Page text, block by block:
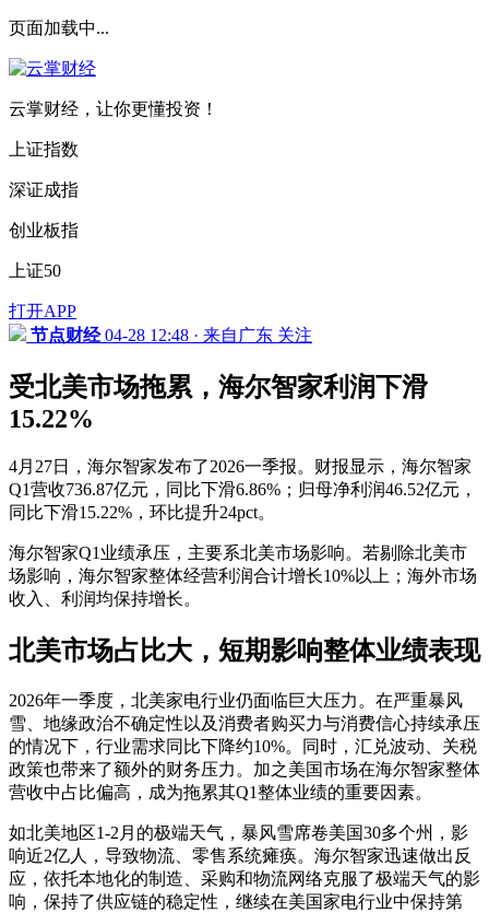
页面加载中...
云掌财经，让你更懂投资！
上证指数
深证成指
创业板指
上证50
打开APP
节点财经 04-28 12:48 · 来自广东 关注
受北美市场拖累，海尔智家利润下滑
15.22%
4月27日，海尔智家发布了2026一季报。财报显示，海尔智家
Q1营收736.87亿元，同比下滑6.86%；归母净利润46.52亿元，
同比下滑15.22%，环比提升24pct。
海尔智家Q1业绩承压，主要系北美市场影响。若剔除北美市
场影响，海尔智家整体经营利润合计增长10%以上；海外市场
收入、利润均保持增长。
北美市场占比大，短期影响整体业绩表现
2026年一季度，北美家电行业仍面临巨大压力。在严重暴风
雪、地缘政治不确定性以及消费者购买力与消费信心持续承压
的情况下，行业需求同比下降约10%。同时，汇兑波动、关税
政策也带来了额外的财务压力。加之美国市场在海尔智家整体
营收中占比偏高，成为拖累其Q1整体业绩的重要因素。
如北美地区1-2月的极端天气，暴风雪席卷美国30多个州，影
响近2亿人，导致物流、零售系统瘫痪。海尔智家迅速做出反
应，依托本地化的制造、采购和物流网络克服了极端天气的影
响，保持了供应链的稳定性，继续在美国家电行业中保持第